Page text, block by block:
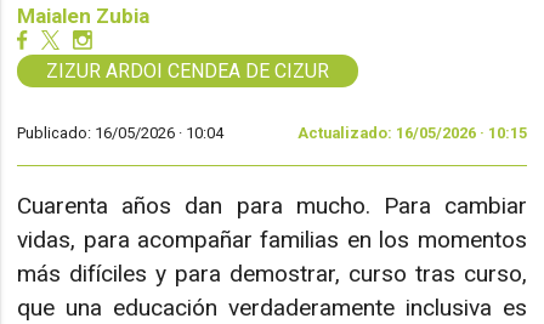
Maialen Zubia
ZIZUR ARDOI CENDEA DE CIZUR
Publicado: 16/05/2026 · 10:04 Actualizado: 16/05/2026 · 10:15
Cuarenta años dan para mucho. Para cambiar
vidas, para acompañar familias en los momentos
más difíciles y para demostrar, curso tras curso,
que una educación verdaderamente inclusiva es